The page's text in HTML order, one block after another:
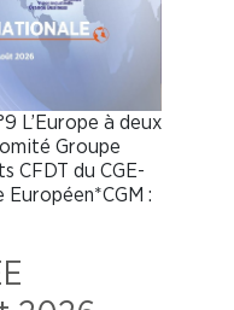
L’Europe à deux
Groupe
CFDT du CGE-
Européen*CGM :